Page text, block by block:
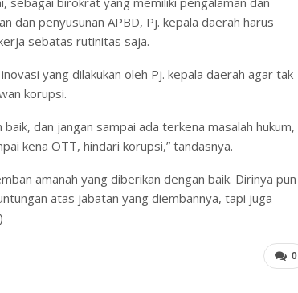
dan penyusunan APBD, Pj. kepala daerah harus
sebatas rutinitas saja.
yang dilakukan oleh Pj. kepala daerah agar tak
korupsi.
dan jangan sampai ada terkena masalah hukum,
kena OTT, hindari korupsi,” tandasnya.
amanah yang diberikan dengan baik. Dirinya pun
atas jabatan yang diembannya, tapi juga
0